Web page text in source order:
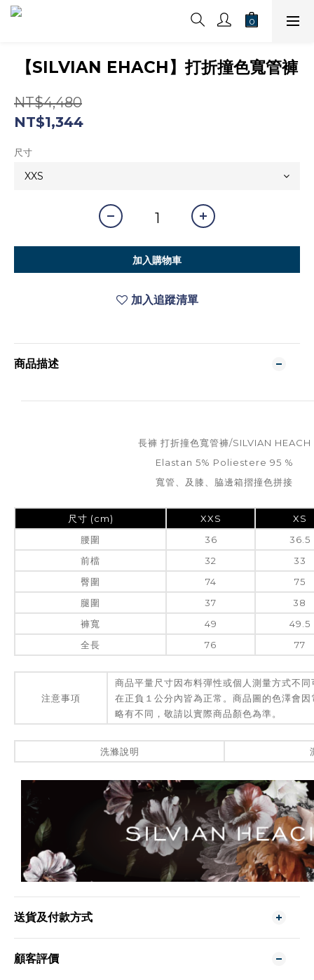
【SILVIAN EHACH】打折撞色寬管褲
NT$4,480
NT$1,344
尺寸
加入購物車
加入追蹤清單
商品描述
長褲 打折撞色寬管褲/SILVIAN HEACH
Elastan 5% Poliestere 95 %
寬管、及膝、脇邊箱摺撞色拼接
尺寸 (cm) XXS
XS
腰圍
36
36.5
前檔
32
33
臀圍
74
75
腿圍
37
38
褲寬
49
49.5
全長
76 77
注意事項
商品平量尺寸因布料彈性或個人測量方式不
在正負１公分內皆為正常。商品圖的色澤會
略有不同，敬請以實際商品顏色為準。
洗滌說明
送貨及付款方式
顧客評價